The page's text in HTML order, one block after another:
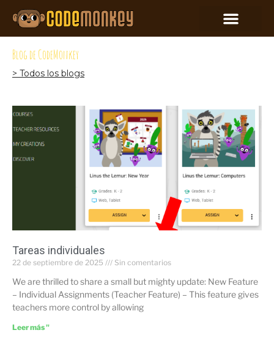
Blog de CodeMonkey
> Todos los blogs
Tareas individuales
22 de septiembre de 2025 Sin comentarios
We are thrilled to share a small but mighty update: New Feature
– Individual Assignments (Teacher Feature) – This feature gives
teachers more control by allowing
Leer más "